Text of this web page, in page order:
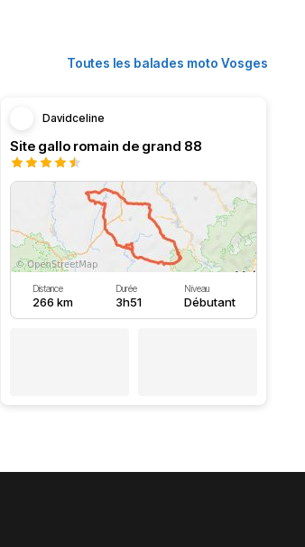
Toutes les balades moto Vosges
Davidceline
Site gallo romain de grand 88
Distance
266 km
Durée
3h51
Niveau
Débutant